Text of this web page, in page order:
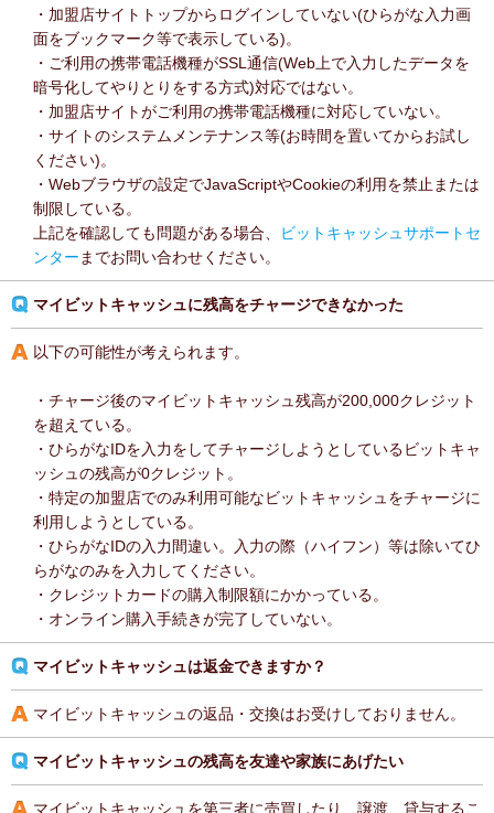
・加盟店サイトトップからログインしていない(ひらがな入力画
面をブックマーク等で表示している)。
・ご利用の携帯電話機種がSSL通信(Web上で入力したデータを
暗号化してやりとりをする方式)対応ではない。
・加盟店サイトがご利用の携帯電話機種に対応していない。
・サイトのシステムメンテナンス等(お時間を置いてからお試し
ください)。
・Webブラウザの設定でJavaScriptやCookieの利用を禁止または
制限している。
上記を確認しても問題がある場合、
ビットキャッシュサポートセ
ンター までお問い合わせください。
マイビットキャッシュに残高をチャージできなかった
以下の可能性が考えられます。
・チャージ後のマイビットキャッシュ残高が200,000クレジット
を超えている。
・ひらがなIDを入力をしてチャージしようとしているビットキャ
ッシュの残高が0クレジット。
・特定の加盟店でのみ利用可能なビットキャッシュをチャージに
利用しようとしている。
・ひらがなIDの入力間違い。入力の際（ハイフン）等は除いてひ
らがなのみを入力してください。
・クレジットカードの購入制限額にかかっている。
・オンライン購入手続きが完了していない。
マイビットキャッシュは返金できますか？
マイビットキャッシュの返品・交換はお受けしておりません。
マイビットキャッシュの残高を友達や家族にあげたい
マイビットキャッシュを第三者に売買したり、譲渡、貸与するこ